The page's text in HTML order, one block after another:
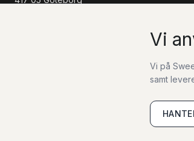
Vi
Vi på
samt
Försäljningsvillkor